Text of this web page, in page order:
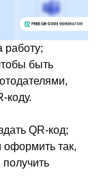
работу;
быть
коду.
QR-код;
оформить так,